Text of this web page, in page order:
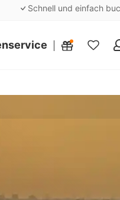
Schnell und einfach
Meine